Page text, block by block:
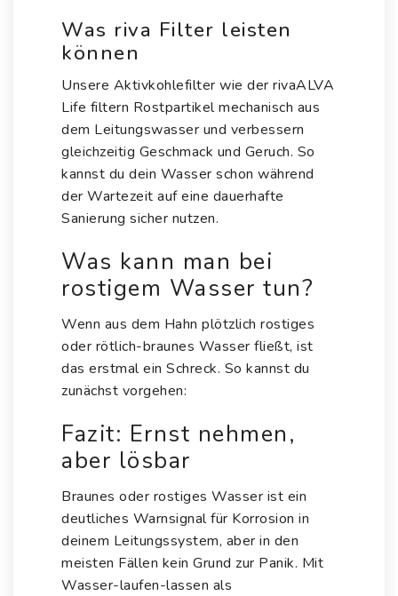
Was riva Filter leisten
können
Unsere Aktivkohlefilter wie der rivaALVA
Life filtern Rostpartikel mechanisch aus
dem Leitungswasser und verbessern
gleichzeitig Geschmack und Geruch. So
kannst du dein Wasser schon während
der Wartezeit auf eine dauerhafte
Sanierung sicher nutzen.
Was kann man bei
rostigem Wasser tun?
Wenn aus dem Hahn plötzlich rostiges
oder rötlich-braunes Wasser fließt, ist
das erstmal ein Schreck. So kannst du
zunächst vorgehen:
Fazit: Ernst nehmen,
aber lösbar
Braunes oder rostiges Wasser ist ein
deutliches Warnsignal für Korrosion in
deinem Leitungssystem, aber in den
meisten Fällen kein Grund zur Panik. Mit
Wasser-laufen-lassen als